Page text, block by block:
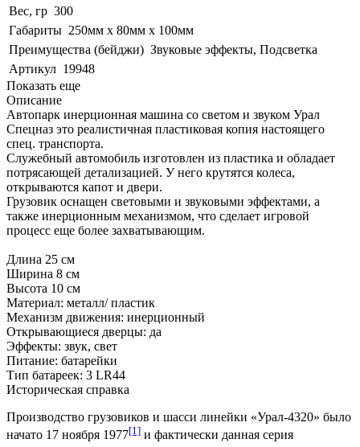
Вес, гр 300
Габариты 250мм х 80мм х 100мм
Преимущества (бейджи) Звуковые эффекты, Подсветка
Артикул 19948
Показать еще
Описание
Автопарк инерционная машина со светом и звуком Урал
Спецназ это реалистичная пластиковая копия настоящего
спец. транспорта.
Служебный автомобиль изготовлен из пластика и обладает
потрясающей детализацией. У него крутятся колеса,
открываются капот и двери.
Грузовик оснащен световыми и звуковыми эффектами, а
также инерционным механизмом, что сделает игровой
процесс еще более захватывающим.
Длина 25 см
Ширина 8 см
Высота 10 см
Материал: металл/ пластик
Механизм движения: инерционный
Открывающиеся дверцы: да
Эффекты: звук, свет
Питание: батарейки
Тип батареек: 3 LR44
Историческая справка
Производство грузовиков и шасси линейки «Урал-4320» было
начато 17 ноября 1977[1] и фактически данная серия